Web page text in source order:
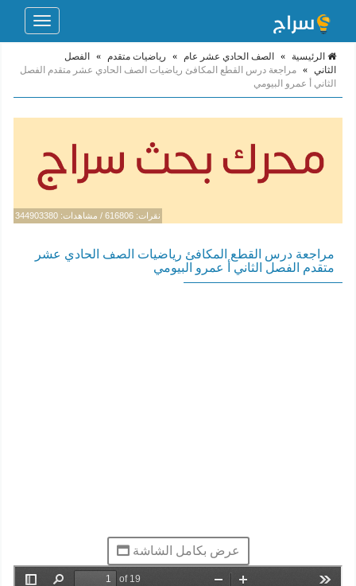
Toggle
الرئيسية » الصف الحادي عشر عام » رياضيات متقدم »
الفصل
الثاني » مراجعة درس القطع المكافئ رياضيات الصف الحادي عشر متقدم الفصل
الثاني أ عمرو البيومي
نقرات: 616806 / مشاهدات: 344903380
مراجعة درس القطع المكافئ رياضيات الصف الحادي عشر
متقدم الفصل الثاني أ عمرو البيومي
عرض بكامل الشاشة